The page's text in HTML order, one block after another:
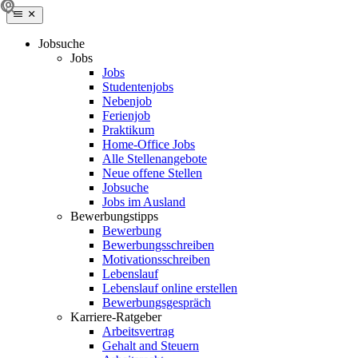
Jobsuche
Jobs
Jobs
Studentenjobs
Nebenjob
Ferienjob
Praktikum
Home-Office Jobs
Alle Stellenangebote
Neue offene Stellen
Jobsuche
Jobs im Ausland
Bewerbungstipps
Bewerbung
Bewerbungsschreiben
Motivationsschreiben
Lebenslauf
Lebenslauf online erstellen
Bewerbungsgespräch
Karriere-Ratgeber
Arbeitsvertrag
Gehalt and Steuern